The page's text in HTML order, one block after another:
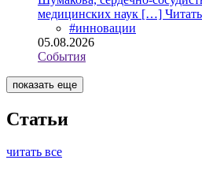
медицинских наук […] Читать
#инновации
05.08.2026
События
показать еще
Статьи
читать все